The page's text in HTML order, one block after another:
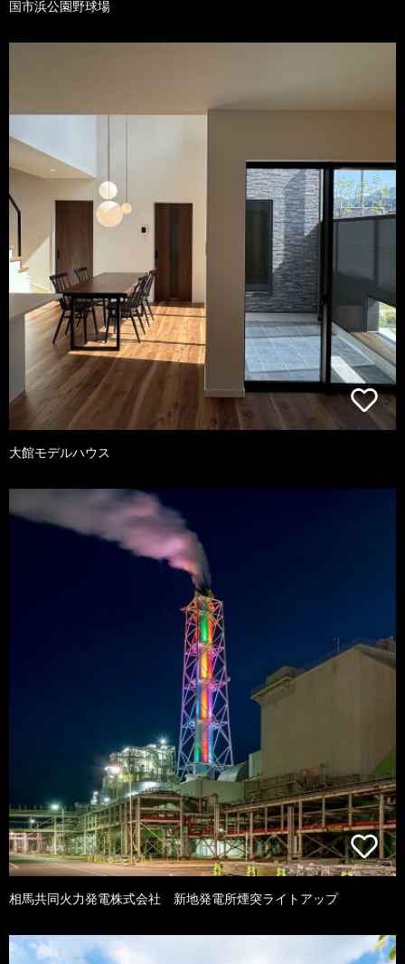
国市浜公園野球場
大館モデルハウス
相馬共同火力発電株式会社 新地発電所煙突ライトアップ